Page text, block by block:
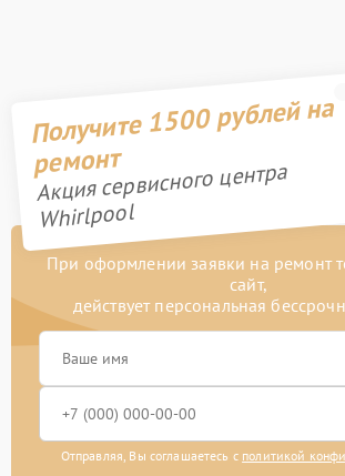
Получите 1500 рублей на
ремонт
Акция сервисного центра
Whirlpool
При оформлении заявки на ремонт
сайт,
действует персональная
Отправляя, Вы соглашаетесь с политикой